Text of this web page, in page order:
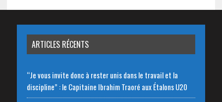
ARTICLES RÉCENTS
“Je vous invite donc à rester unis dans le travail et la
discipline” : le Capitaine Ibrahim Traoré aux Étalons U20